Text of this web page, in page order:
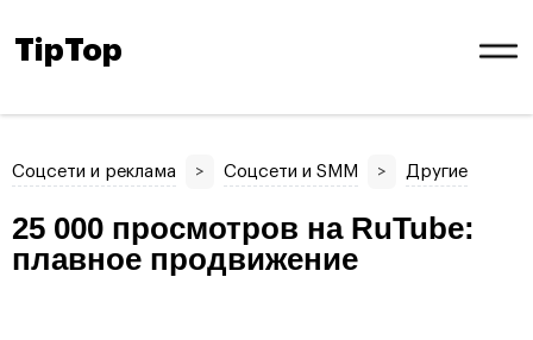
TipTop
Соцсети и реклама > Соцсети и SMM > Другие
25 000 просмотров на RuTube:
плавное продвижение